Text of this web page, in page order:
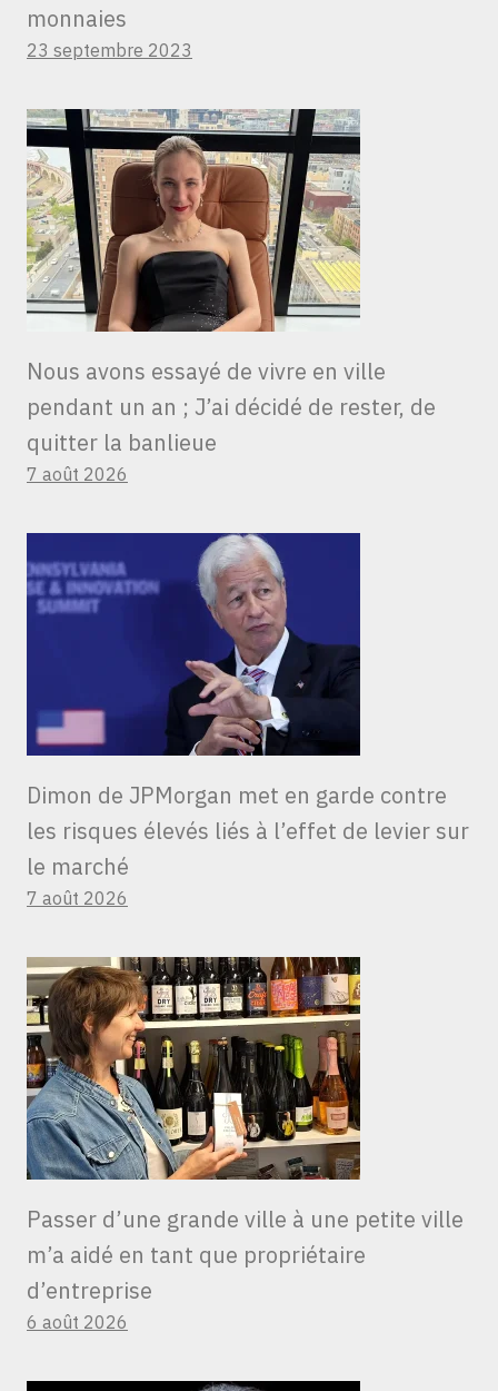
monnaies
23 septembre 2023
Nous avons essayé de vivre en ville
pendant un an ; J’ai décidé de rester, de
quitter la banlieue
7 août 2026
Dimon de JPMorgan met en garde contre
les risques élevés liés à l’effet de levier sur
le marché
7 août 2026
Passer d’une grande ville à une petite ville
m’a aidé en tant que propriétaire
d’entreprise
6 août 2026